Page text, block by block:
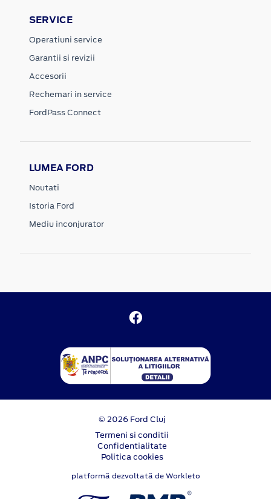
SERVICE
Operatiuni service
Garantii si revizii
Accesorii
Rechemari in service
FordPass Connect
LUMEA FORD
Noutati
Istoria Ford
Mediu inconjurator
© 2026 Ford Cluj
Termeni si conditii
Confidentialitate
Politica cookies
platformă dezvoltată de Workleto